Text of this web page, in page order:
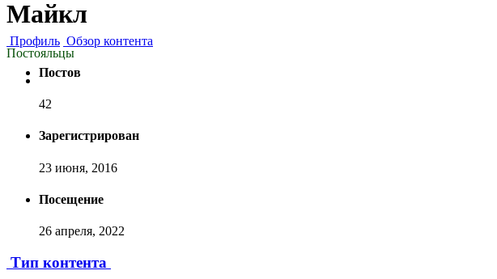
Майкл
Постояльцы
Профиль Обзор контента
Постов
42
Зарегистрирован
23 июня, 2016
Посещение
26 апреля, 2022
Тип контента